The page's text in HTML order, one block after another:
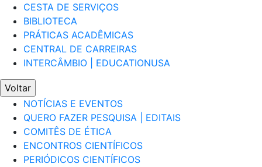
CESTA DE SERVIÇOS
BIBLIOTECA
PRÁTICAS ACADÊMICAS
CENTRAL DE CARREIRAS
INTERCÂMBIO | EDUCATIONUSA
Voltar
NOTÍCIAS E EVENTOS
QUERO FAZER PESQUISA | EDITAIS
COMITÊS DE ÉTICA
ENCONTROS CIENTÍFICOS
PERIÓDICOS CIENTÍFICOS